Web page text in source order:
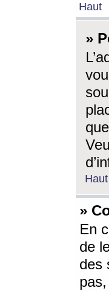
Haut
»
Haut
»
En
de
des